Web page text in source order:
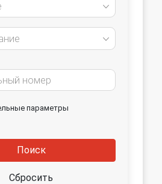
параметры
Поиск
Сбросить